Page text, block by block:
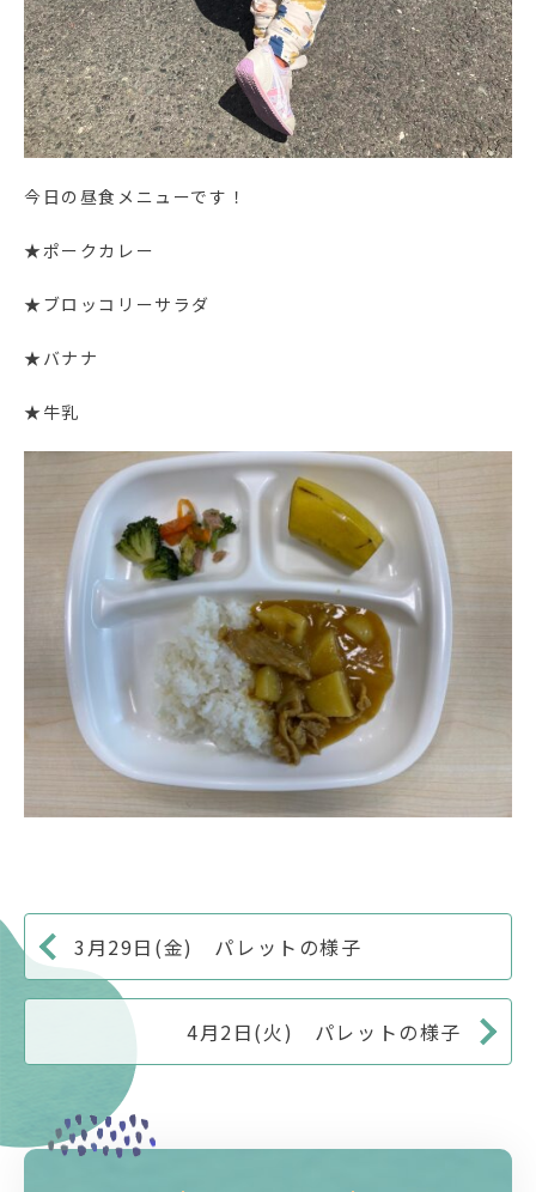
今日の昼食メニューです！
★ポークカレー
★ブロッコリーサラダ
★バナナ
★牛乳
3月29日(金) パレットの様子
4月2日(火) パレットの様子